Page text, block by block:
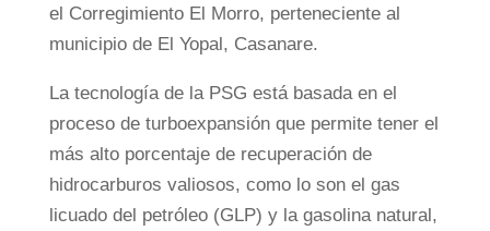
el Corregimiento El Morro, perteneciente al
municipio de El Yopal, Casanare.
La tecnología de la PSG está basada en el
proceso de turboexpansión que permite tener el
más alto porcentaje de recuperación de
hidrocarburos valiosos, como lo son el gas
licuado del petróleo (GLP) y la gasolina natural,